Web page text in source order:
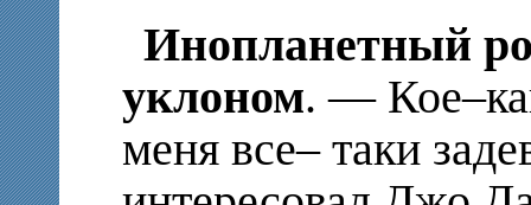
Инопланетный
уклоном. —
меня все– таки